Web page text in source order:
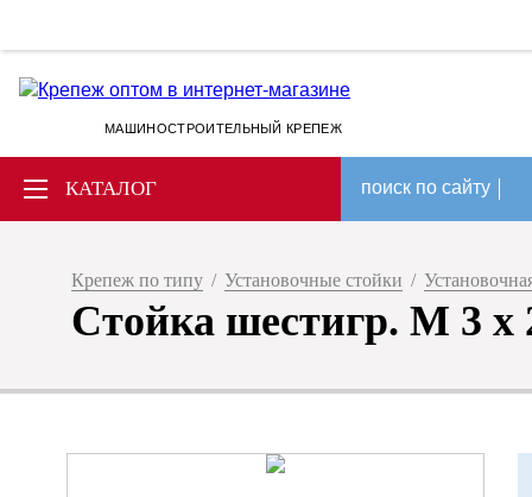
МАШИНОСТРОИТЕЛЬНЫЙ КРЕПЕЖ
КАТАЛОГ поиск по сайту
Крепеж по типу / Установочные стойки /
Стойка шестигр. M 3